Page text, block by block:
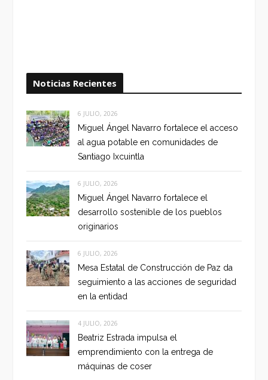
Noticias Recientes
6 JULIO, 2026
Miguel Ángel Navarro fortalece el acceso
al agua potable en comunidades de
Santiago Ixcuintla
6 JULIO, 2026
Miguel Ángel Navarro fortalece el
desarrollo sostenible de los pueblos
originarios
6 JULIO, 2026
Mesa Estatal de Construcción de Paz da
seguimiento a las acciones de seguridad
en la entidad
4 JULIO, 2026
Beatriz Estrada impulsa el
emprendimiento con la entrega de
máquinas de coser